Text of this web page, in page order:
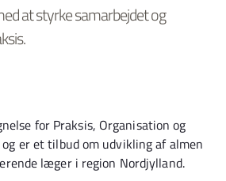
at styrke samarbejdet og
for Praksis, Organisation og
er et tilbud om udvikling af almen
læger i region Nordjylland.